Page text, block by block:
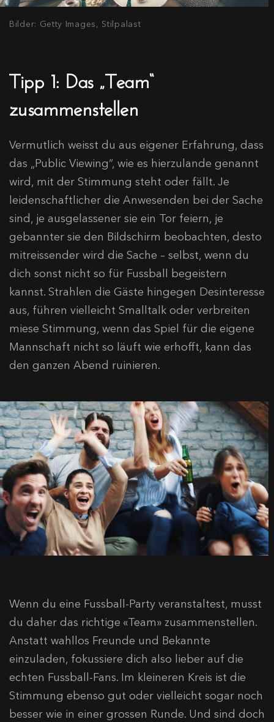
Bilder: Getty Images, Stilpalast
Tipp 1: Das „Team“
zusammenstellen
Vermutlich weisst du aus eigener Erfahrung, dass
das „Public Viewing“, wie es hierzulande genannt
wird, mit der Stimmung steht oder fällt. Je
leidenschaftlicher die Anwesenden bei der Sache
sind, je ausgelassener sie ein Tor feiern, je
gebannter sie den Bildschirm beobachten, desto
mitreissender wird die Sache – selbst, wenn du
dich sonst nicht so für Fussball begeistern
kannst. Strahlen die Gäste hingegen Desinteresse
aus, führen vielleicht Smalltalk oder verbreiten
miese Stimmung, wenn das Spiel für die eigene
Mannschaft nicht so läuft wie erhofft, kann das
den ganzen Abend ruinieren.
Wenn du eine Fussball-Party veranstaltest, musst
du daher das richtige «Team» zusammenstellen.
Anstatt wahllos Freunde und Bekannte
einzuladen, fokussiere dich also lieber auf die
echten Fussball-Fans. Im kleineren Kreis ist die
Stimmung ebenso gut oder vielleicht sogar noch
besser wie in einer grossen Runde. Und sind doch